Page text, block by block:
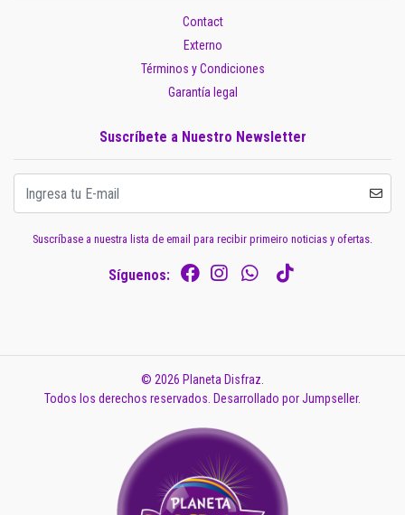
Contact
Externo
Términos y Condiciones
Garantía legal
Suscríbete a Nuestro Newsletter
Suscríbase a nuestra lista de email para recibir primeiro noticias y ofertas.
Síguenos:
© 2026 Planeta Disfraz.
Todos los derechos reservados. Desarrollado por Jumpseller.